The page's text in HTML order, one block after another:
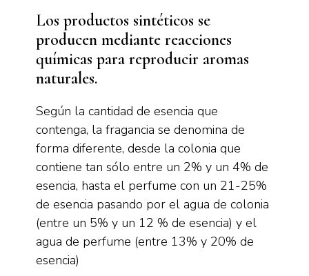
Los productos sintéticos se
producen mediante reacciones
químicas para reproducir aromas
naturales.
Según la cantidad de esencia que
contenga, la fragancia se denomina de
forma diferente, desde la colonia que
contiene tan sólo entre un 2% y un 4% de
esencia, hasta el perfume con un 21-25%
de esencia pasando por el agua de colonia
(entre un 5% y un 12 % de esencia) y el
agua de perfume (entre 13% y 20% de
esencia)